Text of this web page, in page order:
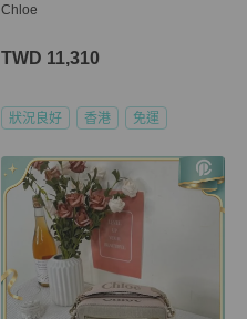
Chloe
TWD 11,310
狀況良好 香港 免運